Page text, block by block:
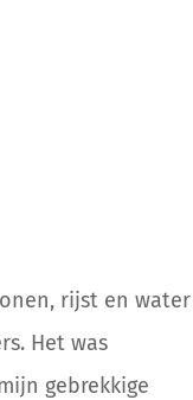
rijst en water
Het was
gebrekkige